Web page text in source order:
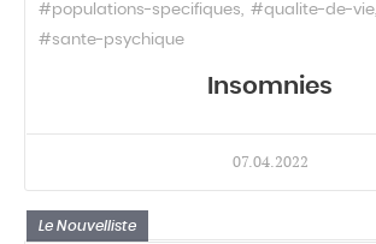
#populations-specifiques
#qualite-de-vie
#sante-psychique
Insomnies
07.04.2022
Le Nouvelliste